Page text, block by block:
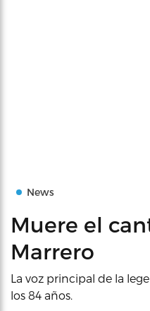
News
Muere el
Marrero
La voz principal de la
los 84 años.